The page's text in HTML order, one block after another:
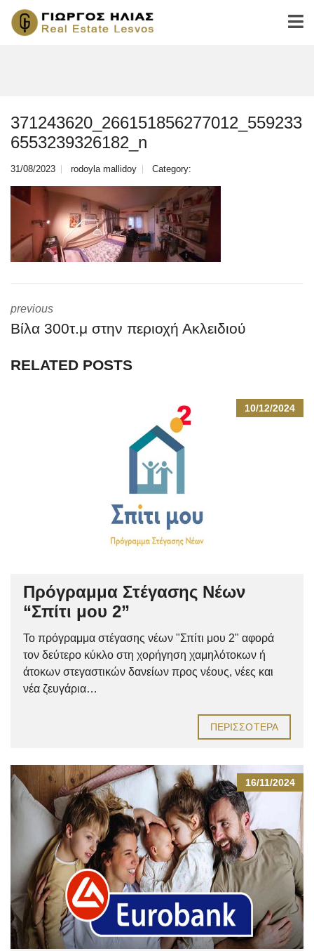
371243620_266151856277012_559233
6553239326182_n
31/08/2023 rodoyla mallidoy Category:
previous
Βίλα 300τ.μ στην περιοχή Ακλειδιού
RELATED POSTS
10/12/2024
Πρόγραμμα Στέγασης Νέων
“Σπίτι μου 2”
Το πρόγραμμα στέγασης νέων "Σπίτι μου 2" αφορά
τον δεύτερο κύκλο στη χορήγηση χαμηλότοκων ή
άτοκων στεγαστικών δανείων προς νέους, νέες και
νέα ζευγάρια…
ΠΕΡΙΣΣΌΤΕΡΑ
16/11/2024